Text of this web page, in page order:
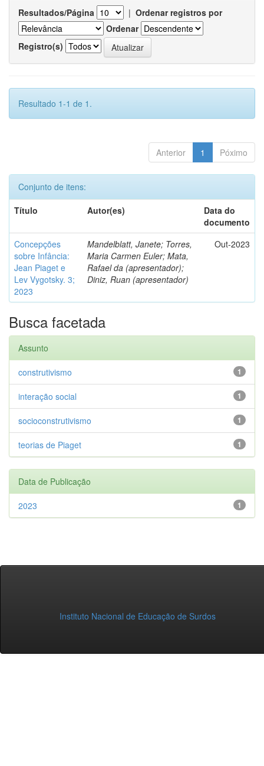
Resultados/Página | Ordenar registros por
Ordenar
Registro(s)
Resultado 1-1 de 1.
Anterior 1 Póximo
Conjunto de itens:
Título
Autor(es)
Data do
documento
Concepções
sobre Infância:
Jean Piaget e
Lev Vygotsky. 3;
2023
Mandelblatt, Janete; Torres,
Maria Carmen Euler; Mata,
Rafael da (apresentador);
Diniz, Ruan (apresentador)
Out-2023
Busca facetada
Assunto
1
construtivismo
1
interação social
1
socioconstrutivismo
1
teorias de Piaget
Data de Publicação
1
2023
Instituto Nacional de Educação de Surdos